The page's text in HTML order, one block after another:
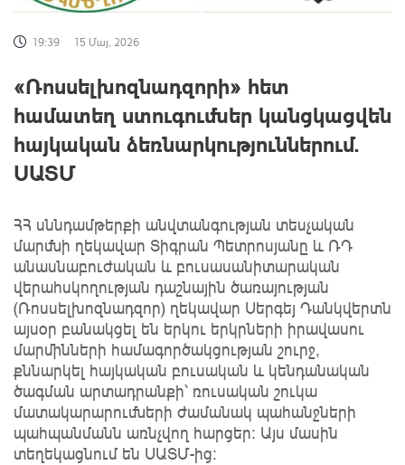
19:39 15 Մայ, 2026
«Ռոսսելխոզնադզորի» հետ
համատեղ ստուգումներ կանցկացվեն
հայկական ձեռնարկություններում.
ՍԱՏՄ
ՀՀ սննդամթերքի անվտանգության տեսչական
մարմնի ղեկավար Տիգրան Պետրոսյանը և ՌԴ
անասնաբուժական և բուսասանիտարական
վերահսկողության դաշնային ծառայության
(Ռոսսելխոզնադզոր) ղեկավար Սերգեյ Դանկվերտն
այսօր բանակցել են երկու երկրների իրավասու
մարմինների համագործակցության շուրջ,
քննարկել հայկական բուսական և կենդանական
ծագման արտադրանքի՝ ռուսական շուկա
մատակարարումների ժամանակ պահանջների
պահպանմանն առնչվող հարցեր։ Այս մասին
տեղեկացնում են ՍԱՏՄ-ից: